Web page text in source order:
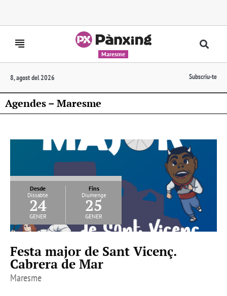
Maresme
8, agost del 2026 Subscriu-te
Agendes – Maresme
Desde
Dissabte
24
gener
Fins
Diumenge
25
gener
Festa major de Sant Vicenç.
Cabrera de Mar
Maresme